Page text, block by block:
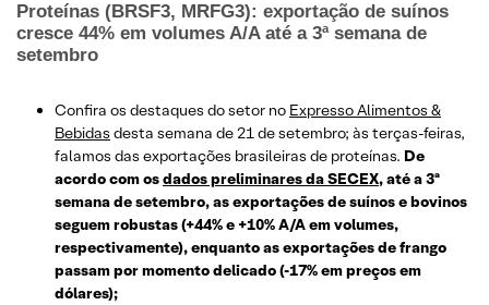
Proteínas (BRSF3, MRFG3): exportação de suínos
cresce 44% em volumes A/A até a 3ª semana de
setembro
Confira os destaques do setor no Expresso Alimentos &
Bebidas desta semana de 21 de setembro; às terças-feiras,
falamos das exportações brasileiras de proteínas. De
acordo com osdados preliminares da SECEX, até a 3ª
semana de setembro, as exportações de suínos e bovinos
seguem robustas (+44% e +10% A/A em volumes,
respectivamente), enquanto as exportações de frango
passam por momento delicado (-17% em preços em
dólares);